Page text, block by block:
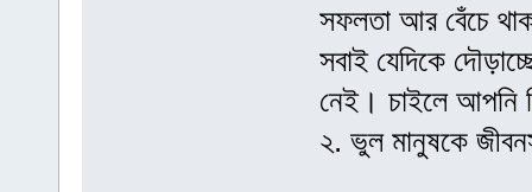
সফলতা আর বেঁচে
সবাই যেদিকে
নেই। চাইলে আপনি
২. ভুল মানুষকে